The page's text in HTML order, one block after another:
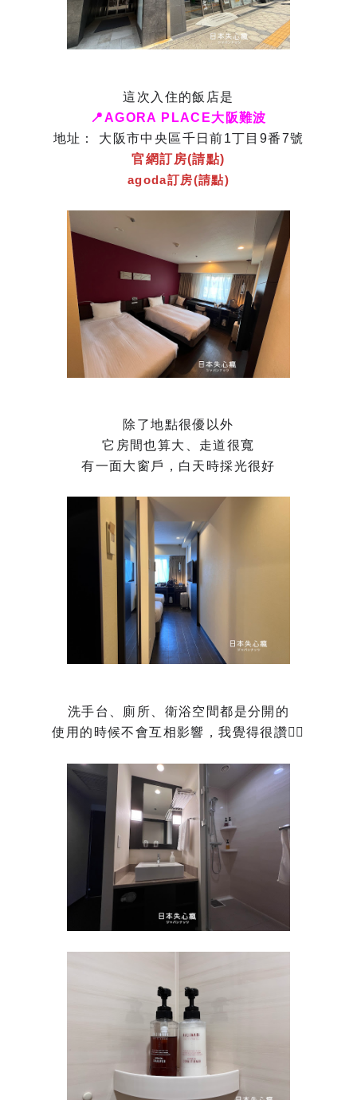
這次入住的飯店是
📍AGORA PLACE大阪難波
地址： 大阪市中央區千日前1丁目9番7號
官網訂房(請點)
agoda訂房(請點)
除了地點很優以外
它房間也算大、走道很寬
有一面大窗戶，白天時採光很好
洗手台、廁所、衛浴空間都是分開的
使用的時候不會互相影響，我覺得很讚👍🏻